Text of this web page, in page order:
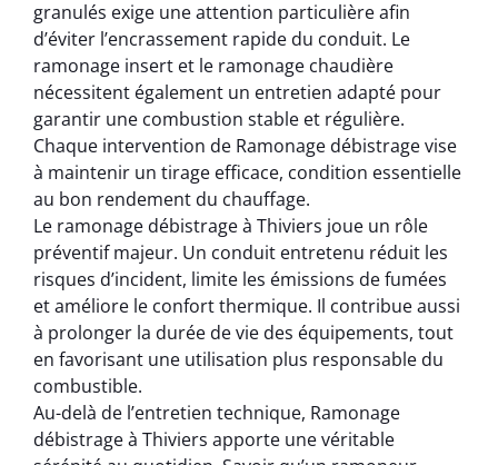
granulés exige une attention particulière afin
d’éviter l’encrassement rapide du conduit. Le
ramonage insert et le ramonage chaudière
nécessitent également un entretien adapté pour
garantir une combustion stable et régulière.
Chaque intervention de Ramonage débistrage vise
à maintenir un tirage efficace, condition essentielle
au bon rendement du chauffage.
Le ramonage débistrage à Thiviers joue un rôle
préventif majeur. Un conduit entretenu réduit les
risques d’incident, limite les émissions de fumées
et améliore le confort thermique. Il contribue aussi
à prolonger la durée de vie des équipements, tout
en favorisant une utilisation plus responsable du
combustible.
Au-delà de l’entretien technique, Ramonage
débistrage à Thiviers apporte une véritable